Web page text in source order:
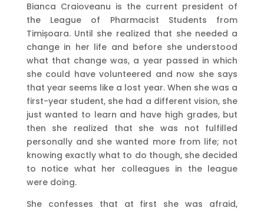
Bianca Craioveanu is the current president of
the League of Pharmacist Students from
Timișoara. Until she realized that she needed a
change in her life and before she understood
what that change was, a year passed in which
she could have volunteered and now she says
that year seems like a lost year. When she was a
first-year student, she had a different vision, she
just wanted to learn and have high grades, but
then she realized that she was not fulfilled
personally and she wanted more from life; not
knowing exactly what to do though, she decided
to notice what her colleagues in the league
were doing.
She confesses that at first she was afraid,